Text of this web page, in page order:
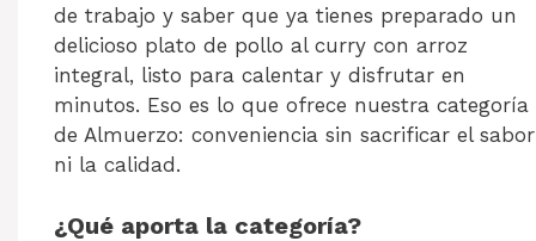
de trabajo y saber que ya tienes preparado un
delicioso plato de pollo al curry con arroz
integral, listo para calentar y disfrutar en
minutos. Eso es lo que ofrece nuestra categoría
de Almuerzo: conveniencia sin sacrificar el sabor
ni la calidad.
¿Qué aporta la categoría?